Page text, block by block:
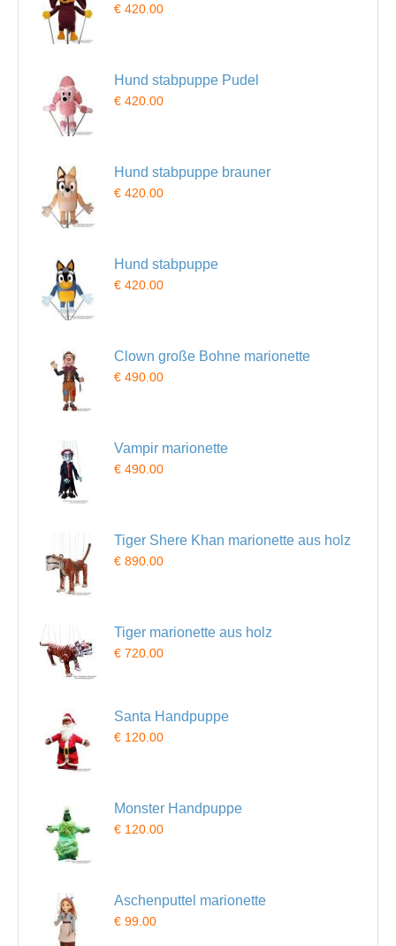
€ 420.00
Hund stabpuppe Pudel
€ 420.00
Hund stabpuppe brauner
€ 420.00
Hund stabpuppe
€ 420.00
Clown große Bohne marionette
€ 490.00
Vampir marionette
€ 490.00
Tiger Shere Khan marionette aus holz
€ 890.00
Tiger marionette aus holz
€ 720.00
Santa Handpuppe
€ 120.00
Monster Handpuppe
€ 120.00
Aschenputtel marionette
€ 99.00